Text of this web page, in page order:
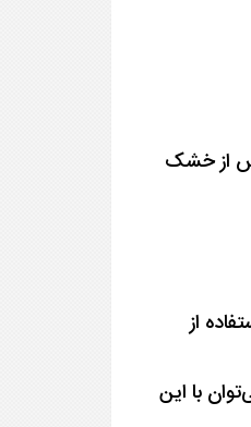
از خشک
از
با این